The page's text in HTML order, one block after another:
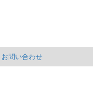
お問い合わせ